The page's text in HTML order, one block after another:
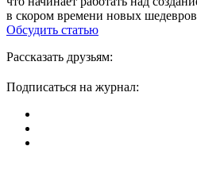
в скором времени новых
Обсудить статью
Рассказать друзьям:
Подписаться на журнал: